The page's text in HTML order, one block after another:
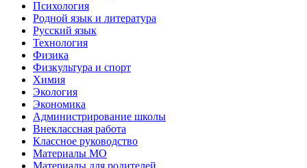
Психология
Родной язык и литература
Русский язык
Технология
Физика
Физкультура и спорт
Химия
Экология
Экономика
Администрирование школы
Внеклассная работа
Классное руководство
Материалы МО
Материалы для родителей